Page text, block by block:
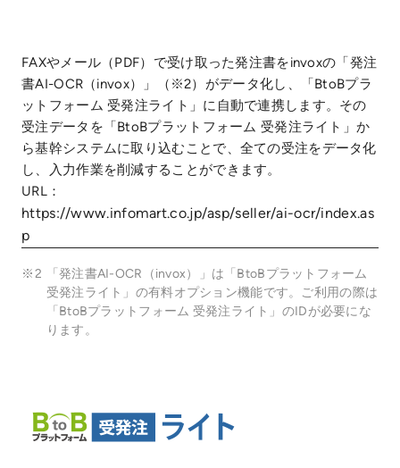
FAXやメール（PDF）で受け取った発注書をinvoxの「発注
書AI-OCR（invox）」（※2）がデータ化し、「BtoBプラ
ットフォーム 受発注ライト」に自動で連携します。その
受注データを「BtoBプラットフォーム 受発注ライト」か
ら基幹システムに取り込むことで、全ての受注をデータ化
し、入力作業を削減することができます。
URL：
https://www.infomart.co.jp/asp/seller/ai-ocr/index.as
p
※2
「発注書AI-OCR（invox）」は「BtoBプラットフォーム
受発注ライト」の有料オプション機能です。ご利用の際は
「BtoBプラットフォーム 受発注ライト」のIDが必要にな
ります。